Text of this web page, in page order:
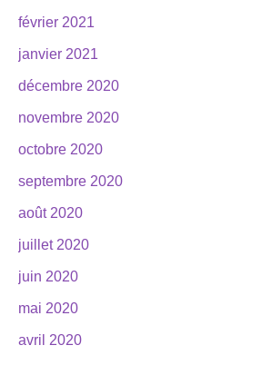
février 2021
janvier 2021
décembre 2020
novembre 2020
octobre 2020
septembre 2020
août 2020
juillet 2020
juin 2020
mai 2020
avril 2020